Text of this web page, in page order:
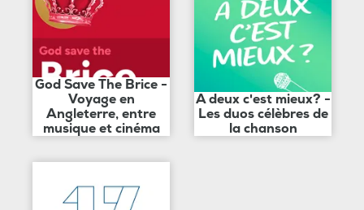
God Save The Brice -
Voyage en
Angleterre, entre
musique et cinéma
A deux c'est mieux? -
Les duos célèbres de
la chanson